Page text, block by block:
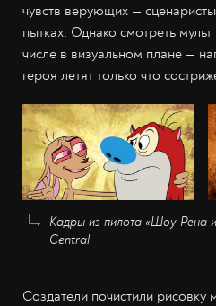
чувств верующих —
пытках. Однако смотреть
числе в визуальном плане —
героя летят только что
Кадры из пилота «Шоу Рена
Central
Создатели почистили рисовку